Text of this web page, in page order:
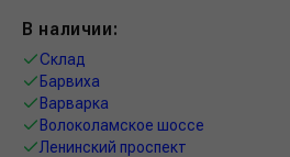
В наличии:
Склад
Барвиха
Варварка
Волоколамское шоссе
Ленинский проспект